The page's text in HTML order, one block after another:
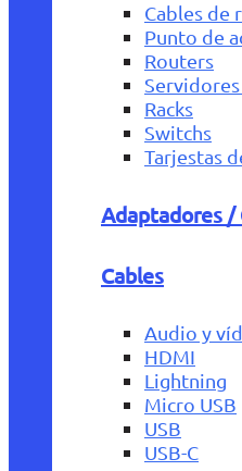
Cables de
Punto de
Routers
Racks
Switchs
Tarjestas
Adaptadores /
Cables
Audio y
HDMI
Lightning
Micro USB
USB
USB-C